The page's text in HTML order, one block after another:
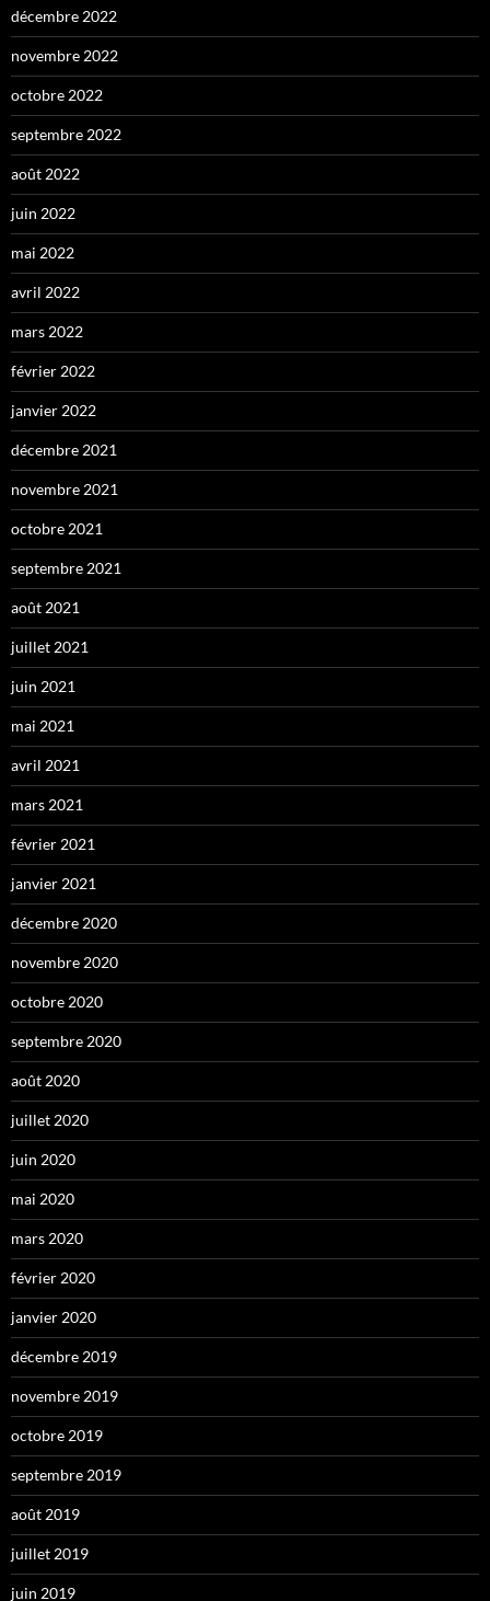
décembre 2022
novembre 2022
octobre 2022
septembre 2022
août 2022
juin 2022
mai 2022
avril 2022
mars 2022
février 2022
janvier 2022
décembre 2021
novembre 2021
octobre 2021
septembre 2021
août 2021
juillet 2021
juin 2021
mai 2021
avril 2021
mars 2021
février 2021
janvier 2021
décembre 2020
novembre 2020
octobre 2020
septembre 2020
août 2020
juillet 2020
juin 2020
mai 2020
mars 2020
février 2020
janvier 2020
décembre 2019
novembre 2019
octobre 2019
septembre 2019
août 2019
juillet 2019
juin 2019